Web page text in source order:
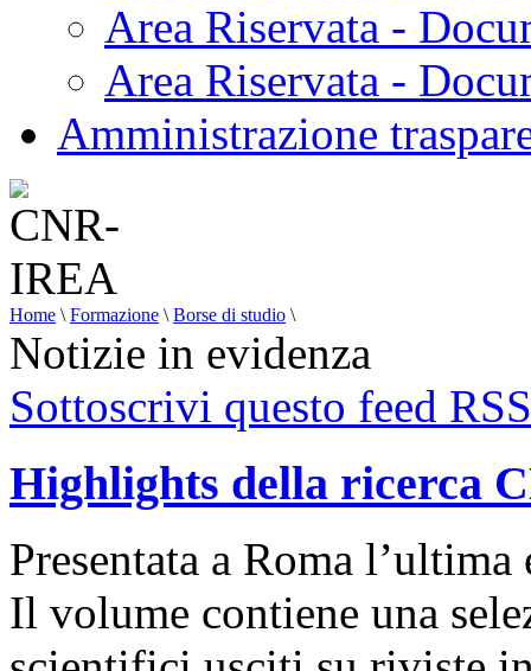
Area Riservata -
Area Riservata -
Amministrazione
Home \ Formazione \ Borse di studio \
Notizie in evidenza
Sottoscrivi questo feed RSS
Highlights della ricerca
Presentata a Roma
Il volume contiene una